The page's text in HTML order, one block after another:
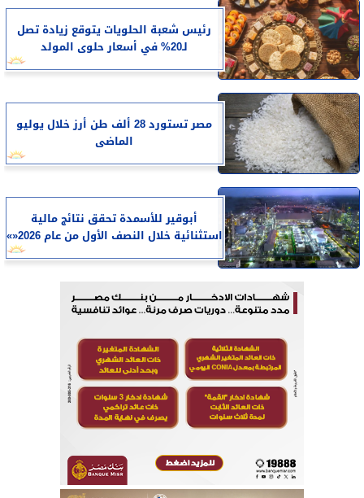
رئيس شعبة الحلويات يتوقع زيادة تصل
لـ20% في أسعار حلوى المولد
مصر تستورد 28 ألف طن أرز خلال يوليو
الماضى
أبوقير للأسمدة تحقق نتائج مالية
استثنائية خلال النصف الأول من عام 2026«»